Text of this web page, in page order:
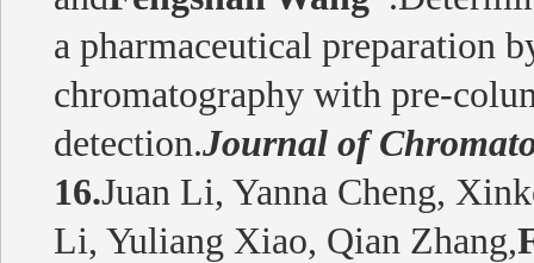
a pharmaceutical preparation
chromatography with pre-
detection.Journal of
16.Juan Li, Yanna Cheng,
Li, Yuliang Xiao, Qian Zhang,